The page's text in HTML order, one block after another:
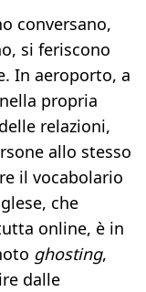
conversano,
si feriscono
In aeroporto, a
propria
relazioni,
allo stesso
il vocabolario
che
online, è in
ghosting,
dalle